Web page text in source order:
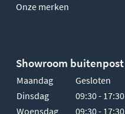
Onze merken
Showroom buitenpost
Maandag
Gesloten
Dinsdag
09:30 - 17:30
Woensdag
09:30 - 17:30